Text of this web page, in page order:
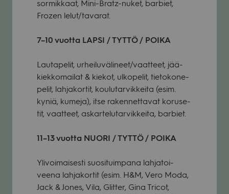
sor­mik­kaat, Mini-Bratz-nuket, bar­biet,
Frozen lelut/tavarat.
7–10 vuotta LAPSI / TYTTÖ / POIKA
Lau­ta­pe­lit, urheiluvälineet/vaatteet, jää­
kiek­ko­mai­lat & kie­kot, ulko­pe­lit, tie­to­ko­ne­
pe­lit, lah­ja­kor­tit, kou­lu­tar­vik­keita (esim.
kyniä, kumeja), itse raken­net­ta­vat koruse­
tit, vaat­teet, askar­te­lu­tar­vik­keita, bar­biet.
11–13 vuotta NUORI / TYTTÖ / POIKA
Yli­voi­mai­sesti suo­si­tuim­pana lah­ja­toi­
veena lah­ja­kor­tit (esim. H&M, Vero Moda,
Jack & Jones, Vila, Glit­ter, Gina Tricot,